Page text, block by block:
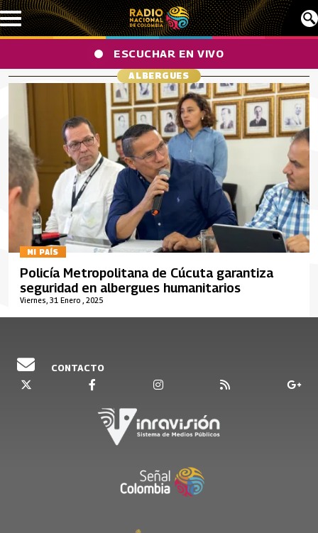
Pasar al contenido principal
ESCUCHAR EN VIVO
ALBERGUES
MI PAÍS
Viernes, 31 Enero , 2025
Policía Metropolitana de Cúcuta garantiza
seguridad en albergues humanitarios
CONTACTO